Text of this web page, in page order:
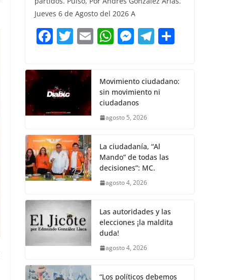
e
b
o
k
er l s
A
p
e
n
g
a
m
Jueves 6 de Agosto del 2026 A
F
c
e
b
o
o
k
T
itt
er
E W
s
A
p
M
e
n
g
T
gr
a
p
Movimiento ciudadano:
sin movimiento ni
ciudadanos
agosto 5, 2026
La ciudadanía, “Al
Mando” de todas las
decisiones”: MC.
agosto 4, 2026
Las autoridades y las
elecciones ¡la maldita
duda!
agosto 4, 2026
“Los políticos debemos